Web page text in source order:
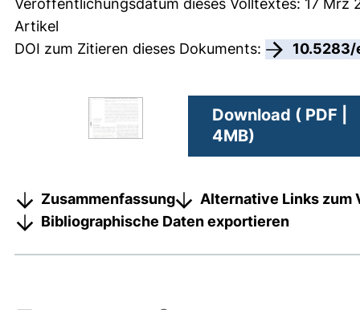
Veröffentlichungsdatum dieses Volltextes: 17 Mrz
Artikel
DOI zum Zitieren dieses Dokuments:
10.5283/
Download ( PDF |
4MB)
Zusammenfassung
Alternative Links zum
Bibliographische Daten exportieren